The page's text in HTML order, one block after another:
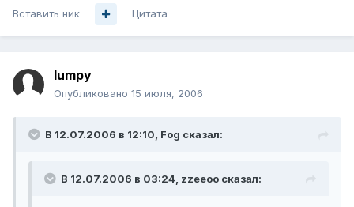
Вставить ник Цитата
lumpy
Опубликовано 15 июля, 2006
В 12.07.2006 в 12:10, Fog сказал:
В 12.07.2006 в 03:24, zzeeoo сказал: